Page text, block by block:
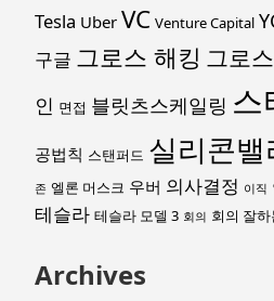
Tesla Uber VC Venture Capital
구글 그로스 해킹 그로
인 면접 블릿츠스케일링 스
공법칙 스탠퍼드 실리콘밸
존 엘론 머스크 우버 의사결정 이직
테슬라 테슬라 모델 3 회의 회의 잘하
Archives